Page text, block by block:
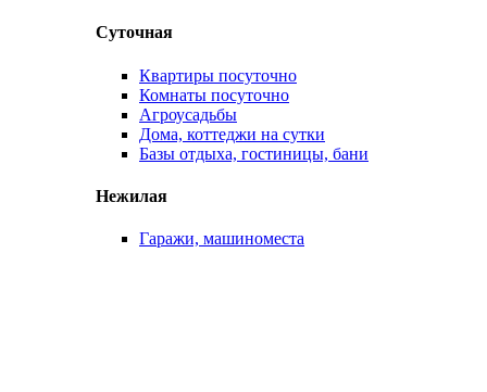
Суточная
Квартиры посуточно
Комнаты посуточно
Агроусадьбы
Дома, коттеджи на сутки
Базы отдыха, гостиницы, бани
Нежилая
Гаражи, машиноместа